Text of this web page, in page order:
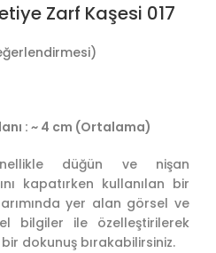
Zarf Kaşesi 017
: ~ 4 cm (Ortalama)
düğün ve nişan
kapatırken kullanılan bir
yer alan görsel ve
bilgiler ile özelleştirilerek
dokunuş bırakabilirsiniz.